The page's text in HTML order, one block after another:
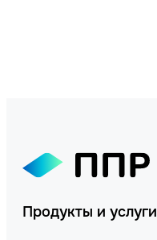
Продукты и услуги